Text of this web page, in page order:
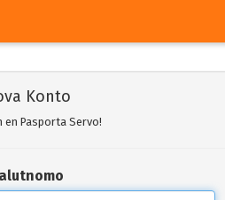
Konto
en Pasporta Servo!